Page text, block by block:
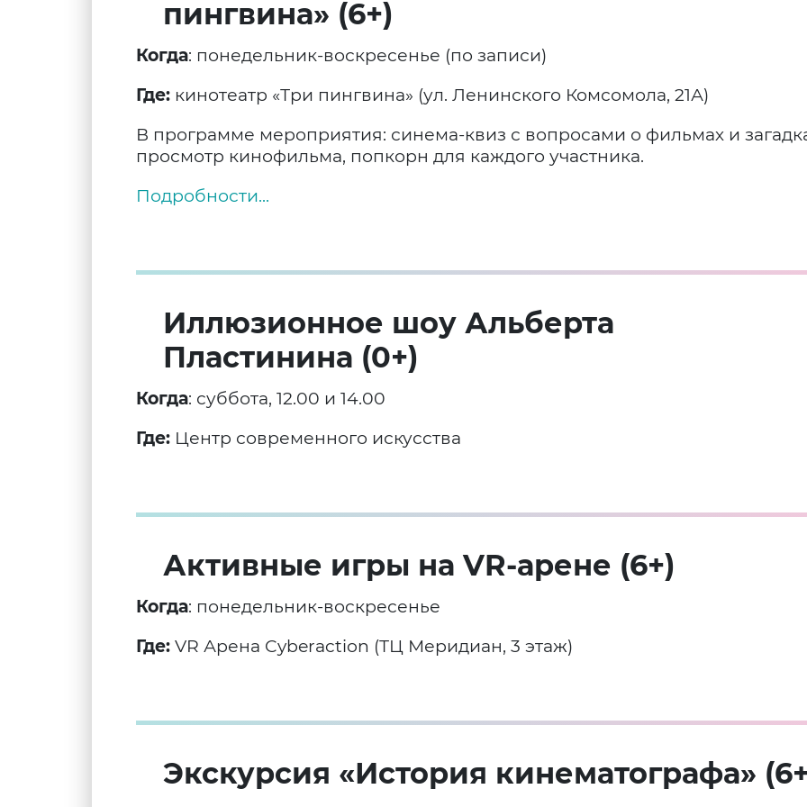
пингвина» (6+)
Когда: понедельник-воскресенье (по записи)
Где: кинотеатр «Три пингвина» (ул. Ленинского Комсомола, 21А)
В программе мероприятия: синема-квиз с вопросами о фильмах и
просмотр кинофильма, попкорн для каждого участника.
Подробности...
Иллюзионное шоу Альберта
Пластинина (0+)
Когда: суббота, 12.00 и 14.00
Где: Центр современного искусства
Активные игры на VR-арене (6+)
Когда: понедельник-воскресенье
Где: VR Арена Cyberaction (ТЦ Меридиан, 3 этаж)
Экскурсия «История кинематографа»